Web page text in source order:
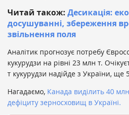
Читай також: Десикація:
досушуванні, збереження
звільнення поля
Аналітик прогнозує потребу
кукурудзи на рівні 23 млн т.
т кукурудзи надійде з України, ще
Нагадаємо, Канада виділить 40
дефіциту зерносховищ в Україні.